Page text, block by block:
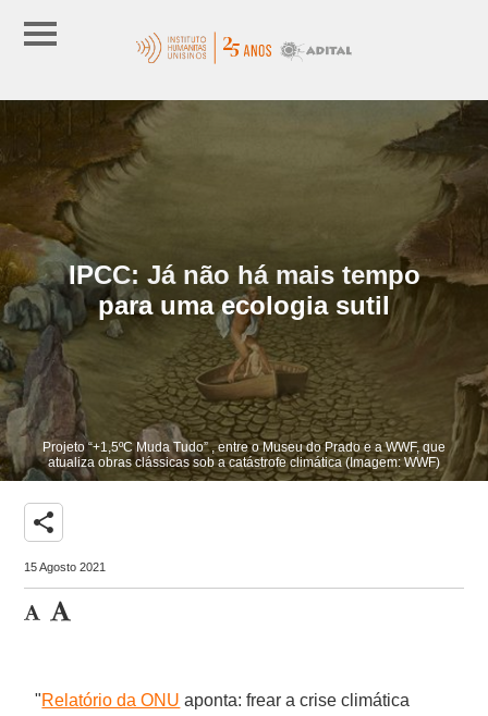
IPCC: Já não há mais tempo
para uma ecologia sutil
Projeto “+1,5ºC Muda Tudo” , entre o Museu do Prado e a WWF, que
atualiza obras clássicas sob a catástrofe climática (Imagem: WWF)
share
15 Agosto 2021
"Relatório da ONU aponta: frear a crise climática